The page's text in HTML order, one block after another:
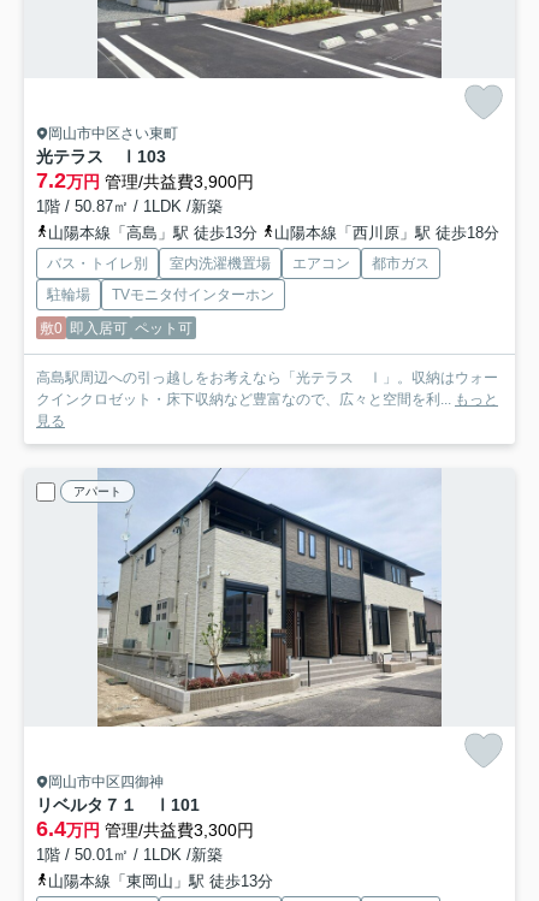
岡山市中区さい東町
光テラス Ⅰ 103
7.2万円 管理/共益費3,900円
1階 / 50.87㎡ / 1LDK /新築
山陽本線「高島」駅 徒歩13分
山陽本線「西川原」駅 徒歩18分
バス・トイレ別 室内洗濯機置場 エアコン
都市ガス
駐輪場
TVモニタ付インターホン
敷0 即入居可 ペット可
高島駅周辺への引っ越しをお考えなら「光テラス Ⅰ」。収納はウォー
クインクロゼット・床下収納など豊富なので、広々と空間を利... もっと
見る
アパート
岡山市中区四御神
リベルタ７１ Ⅰ 101
6.4万円 管理/共益費3,300円
1階 / 50.01㎡ / 1LDK /新築
山陽本線「東岡山」駅 徒歩13分